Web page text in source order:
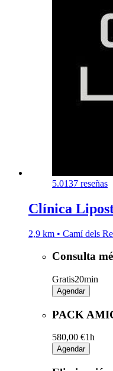
5.0137 reseñas
Clínica
2,9 km • Camí dels
Consulta
Gratis20min
Agendar
PACK
580,00 €1h
Agendar